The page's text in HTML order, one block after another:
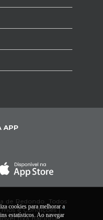
APP
de Redondo. Todos
e Condições|*
fixa nacional
cookies para melhorar a
estatísticos. Ao navegar